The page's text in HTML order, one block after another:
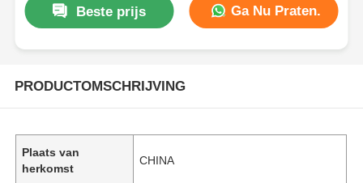
Beste prijs Ga Nu Praten.
PRODUCTOMSCHRIJVING
Plaats van
herkomst
CHINA